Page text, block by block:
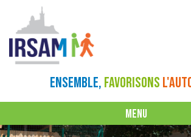
ENSEMBLE, FAVORISONS
MENU